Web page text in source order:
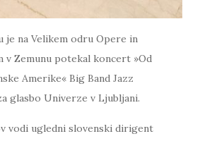
je na Velikem odru Opere in
v Zemunu potekal koncert »Od
Amerike« Big Band Jazz
glasbo Univerze v Ljubljani.
vodi ugledni slovenski dirigent